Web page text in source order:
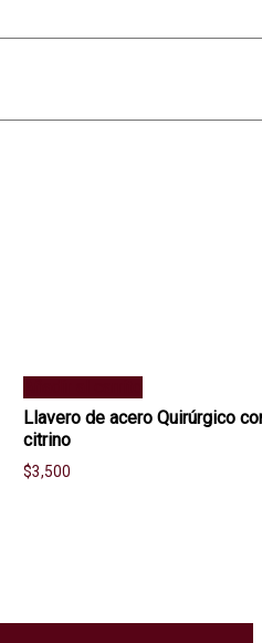
Llavero de acero Quirúrgico
citrino
$3,500